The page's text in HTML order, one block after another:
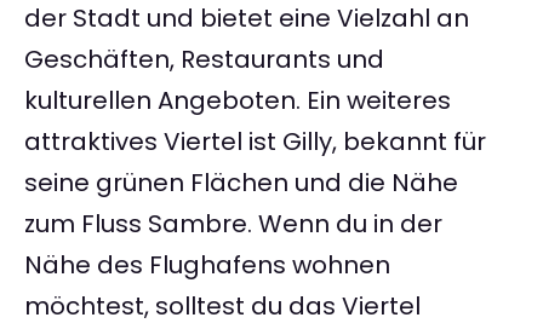
der Stadt und bietet eine Vielzahl an
Geschäften, Restaurants und
kulturellen Angeboten. Ein weiteres
attraktives Viertel ist Gilly, bekannt für
seine grünen Flächen und die Nähe
zum Fluss Sambre. Wenn du in der
Nähe des Flughafens wohnen
möchtest, solltest du das Viertel